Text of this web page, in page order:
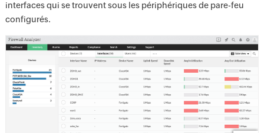
interfaces qui se trouvent sous les périphériques de pare-feu
configurés.